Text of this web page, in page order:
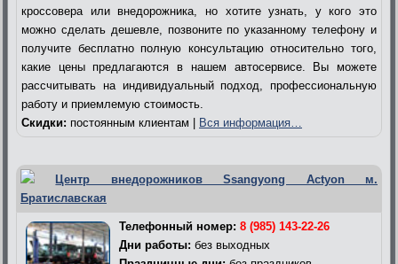
кроссовера или внедорожника, но хотите узнать, у кого это
можно сделать дешевле, позвоните по указанному телефону и
получите бесплатно полную консультацию относительно того,
какие цены предлагаются в нашем автосервисе. Вы можете
рассчитывать на индивидуальный подход, профессиональную
работу и приемлемую стоимость.
Скидки: постоянным клиентам | Вся информация…
Центр внедорожников Ssangyong Actyon м.
Братиславская
Телефонный номер: 8 (985) 143-22-26
Дни работы: без выходных